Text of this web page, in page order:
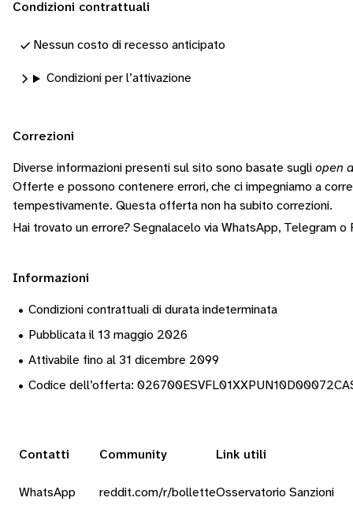
Condizioni contrattuali
Nessun costo di recesso anticipato
Condizioni per l’attivazione
Correzioni
Diverse informazioni presenti sul sito sono basate sugli open
Offerte e possono contenere errori, che ci impegniamo a
tempestivamente. Questa offerta non ha subito correzioni.
Hai trovato un errore? Segnalacelo via WhatsApp, Telegram o
Informazioni
• Condizioni contrattuali di durata indeterminata
• Pubblicata il 13 maggio 2026
• Attivabile fino al 31 dicembre 2099
• Codice dell’offerta:
Contatti
WhatsApp
Community
reddit.com/r/bollette
Link utili
Osservatorio Sanzioni